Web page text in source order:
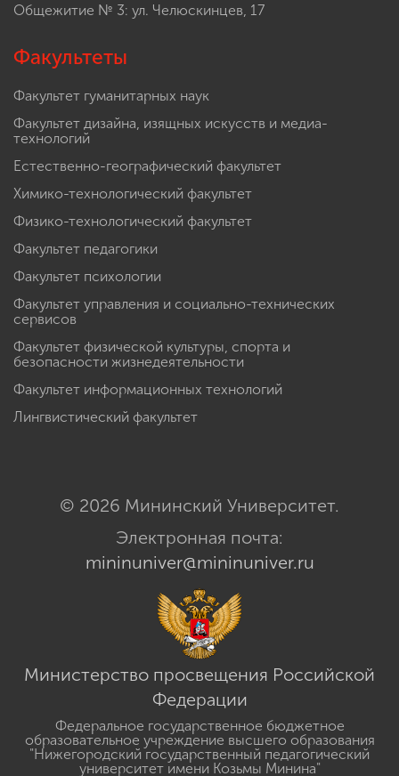
Общежитие № 3: ул. Челюскинцев, 17
Факультеты
Факультет гуманитарных наук
Факультет дизайна, изящных искусств и медиа-
технологий
Естественно-географический факультет
Химико-технологический факультет
Физико-технологический факультет
Факультет педагогики
Факультет психологии
Факультет управления и социально-технических
сервисов
Факультет физической культуры, спорта и
безопасности жизнедеятельности
Факультет информационных технологий
Лингвистический факультет
© 2026 Мининский Университет.
Электронная почта:
mininuniver@mininuniver.ru
Министерство просвещения Российской
Федерации
Федеральное государственное бюджетное
образовательное учреждение высшего образования
"Нижегородский государственный педагогический
университет имени Козьмы Минина"